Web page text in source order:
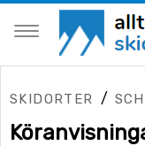
SKIDORTER /